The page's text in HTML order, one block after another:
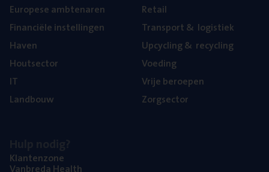
Euro­pe­se ambtenaren
Finan­ci­ë­le instellingen
Haven
Hout­sec­tor
IT
Land­bouw
Retail
Trans­port& logistiek
Upcy­cling& recycling
Voe­ding
Vrije beroe­pen
Zorg­sec­tor
Klan­ten­zo­ne
Van­b­re­da Health